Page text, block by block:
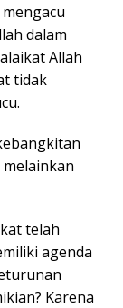
dalam
Allah
tidak
telah
agenda
Karena